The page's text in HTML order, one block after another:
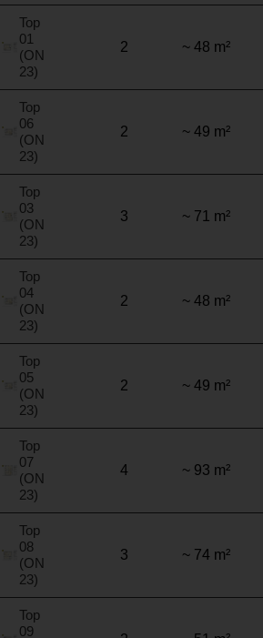
Top
01
(ON
23)
2 ~ 48 m²
Top
06
(ON
23)
2 ~ 49 m²
Top
03
(ON
23)
3 ~ 71 m²
Top
04
(ON
23)
2 ~ 48 m²
Top
05
(ON
23)
2 ~ 49 m²
Top
07
(ON
23)
4 ~ 93 m²
Top
08
(ON
23)
3 ~ 74 m²
Top
09